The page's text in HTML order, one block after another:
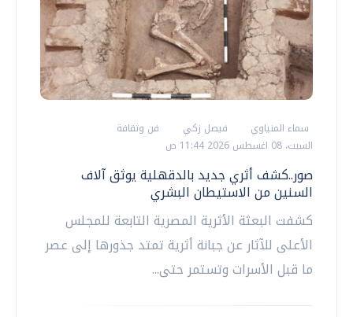
سماء المنياوي فيصل زكي
فن وثقافة
السبت، 08 اغسطس 2026 11:44 ص
صور..كشف أثري جديد بالدقهلية يوثق آلاف
السنين من الاستيطان البشري
كشفت البعثة الأثرية المصرية التابعة للمجلس
الأعلى للآثار عن جبانة أثرية تمتد جذورها إلى عصر
ما قبل الأسرات وتستمر حتى...